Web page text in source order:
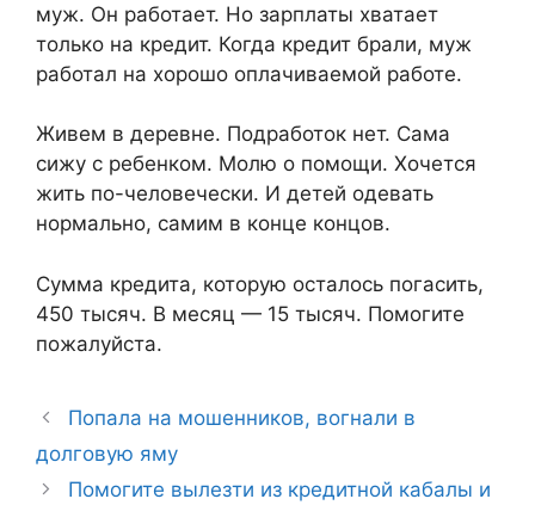
муж. Он работает. Но зарплаты хватает
только на кредит. Когда кредит брали, муж
работал на хорошо оплачиваемой работе.
Живем в деревне. Подработок нет. Сама
сижу с ребенком. Молю о помощи. Хочется
жить по-человечески. И детей одевать
нормально, самим в конце концов.
Сумма кредита, которую осталось погасить,
450 тысяч. В месяц — 15 тысяч. Помогите
пожалуйста.
Попала на мошенников, вогнали в
долговую яму
Помогите вылезти из кредитной кабалы и